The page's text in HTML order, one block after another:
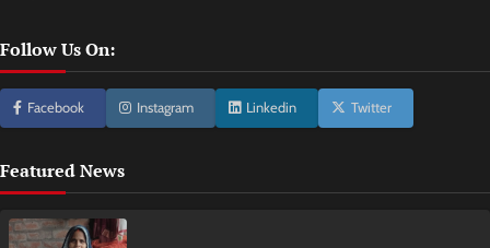
Follow Us On:
Facebook Instagram Linkedin Twitter
Featured News